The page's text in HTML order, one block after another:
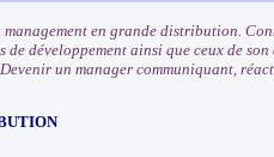
en grande distribution.
développement ainsi que ceux de
un manager communiquant,